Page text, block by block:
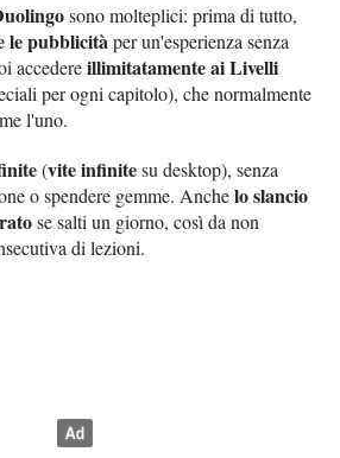
sono molteplici: prima di tutto,
le pubblicitàper un'esperienza senza
accedereillimitatamente ai Livelli
per ogni capitolo), che normalmente
l'uno.
(vite infinitesu desktop), senza
o spendere gemme. Anchelo slancio
se salti un giorno, così da non
di lezioni.